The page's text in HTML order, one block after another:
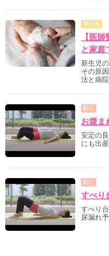
尋ねる
【医
と家庭
新生児
その原
法と病
動く
お腹ま
安定の
にも出
動く
すべり
すべり
尿漏れ